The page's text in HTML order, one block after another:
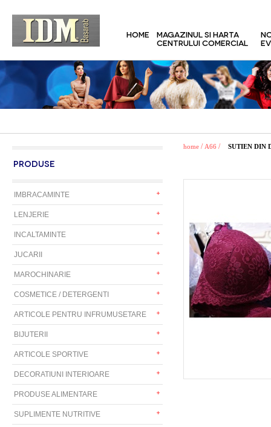
HOME
MAGAZINUL SI HARTA
CENTRULUI COMERCIAL
PRODUSE
IMBRACAMINTE
LENJERIE
INCALTAMINTE
JUCARII
MAROCHINARIE
COSMETICE / DETERGENTI
ARTICOLE PENTRU INFRUMUSETARE
BIJUTERII
ARTICOLE SPORTIVE
DECORATIUNI INTERIOARE
PRODUSE ALIMENTARE
SUPLIMENTE NUTRITIVE
home / A66 / SUTIEN DIN